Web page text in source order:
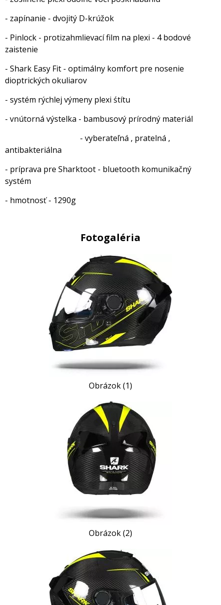
- zapínanie - dvojitý D-krúžok
- Pinlock - protizahmlievací film na plexi - 4 bodové
zaistenie
- Shark Easy Fit - optimálny komfort pre nosenie
dioptrických okuliarov
- systém rýchlej výmeny plexi śtítu
- vnútorná výstelka - bambusový prírodný materiál
- vyberateľná , pratelná ,
antibakteriálna
- príprava pre Sharktoot - bluetooth komunikačný
systém
- hmotnosť - 1290g
Fotogaléria
Obrázok (1)
Obrázok (2)